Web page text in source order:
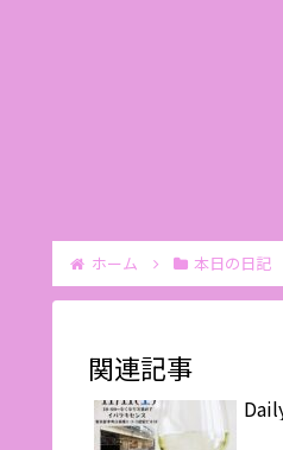
ホーム 本日の日記
関連記事